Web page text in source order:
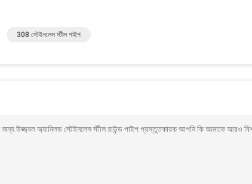
308 স্টেইনলেস স্টীল পাইপ
অ্যানিলড স্টেইনলেস স্টীল রাউন্ড পাইপ প্রস্তুতকারক আপনি কি আমাকে আরও